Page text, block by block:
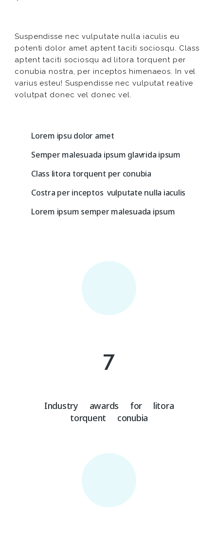
Suspendisse nec vulputate nulla iaculis eu
potenti dolor amet aptent taciti sociosqu. Class
aptent taciti sociosqu ad litora torquent per
conubia nostra, per inceptos himenaeos. In vel
varius esteu! Suspendisse nec vulputat reative
volutpat donec vel donec vel.
Lorem ipsu dolor amet
Semper malesuada ipsum glavrida ipsum
Class litora torquent per conubia
Costra per inceptos vulputate nulla iaculis
Lorem ipsum semper malesuada ipsum
7
Industry awards for litora
torquent conubia